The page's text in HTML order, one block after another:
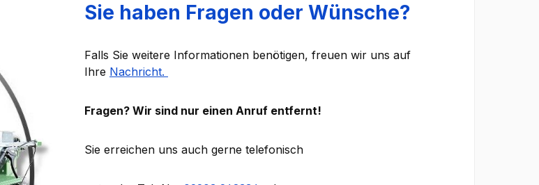
Sie haben Fragen oder Wünsche?
Falls Sie weitere Informationen benötigen, freuen wir uns auf
Ihre Nachricht.
Fragen? Wir sind nur einen Anruf entfernt!
Sie erreichen uns auch gerne telefonisch